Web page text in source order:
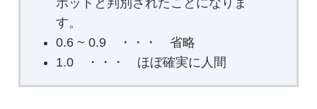
ボットと判別されたことになりま
す。
0.6 ~ 0.9 ・・・ 省略
1.0 ・・・ ほぼ確実に人間